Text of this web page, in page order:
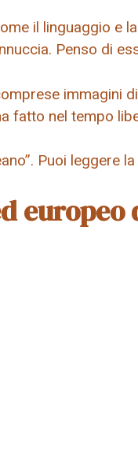
il linguaggio e
Penso di
immagini
fatto nel tempo
Puoi leggere
europeo